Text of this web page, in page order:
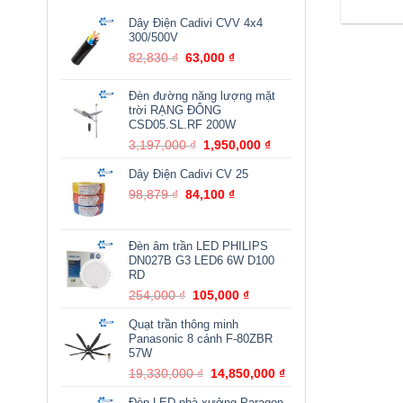
Dây Điện Cadivi CVV 4x4
300/500V
82,830₫ Giá
82,830 ₫.
63,000₫Giá
là:
63,000 ₫.
Đèn đường năng lượng mặt
trời RẠNG ĐÔNG
CSD05.SL.RF 200W
3,197,000₫ Giá
là:
3,197,000 ₫.
1,950,000₫Giá
Dây Điện Cadivi CV 25
98,879₫ Giá
98,879 ₫.
84,100₫Giá
là:
84,100 ₫.
Đèn âm trần LED PHILIPS
DN027B G3 LED6 6W D100
RD
254,000₫ Giá
là:
254,000 ₫.
105,000₫Giá
là:
Quạt trần thông minh
Panasonic 8 cánh F-80ZBR
57W
19,330,000₫ Giá
14,850,000₫Giá